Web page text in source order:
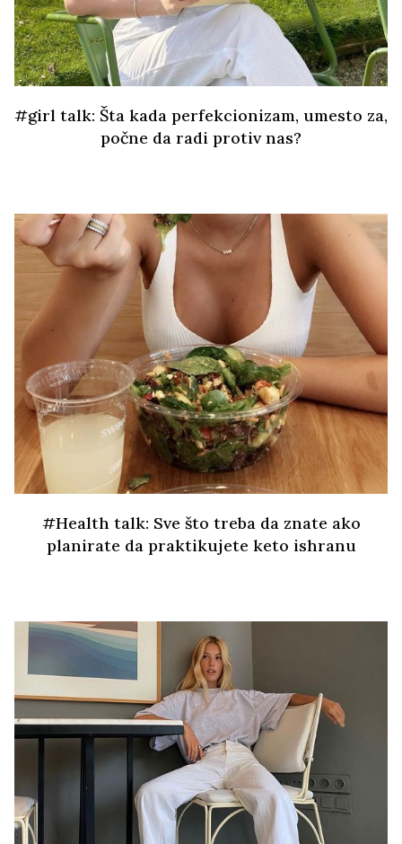
#girl talk: Šta kada perfekcionizam, umesto za,
počne da radi protiv nas?
#Health talk: Sve što treba da znate ako
planirate da praktikujete keto ishranu